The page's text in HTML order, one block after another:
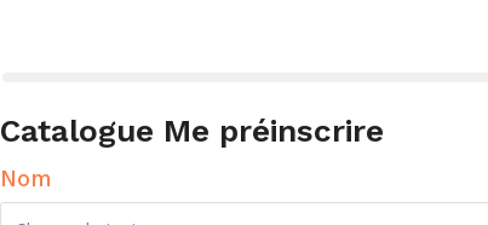
Catalogue Me préinscrire
Nom